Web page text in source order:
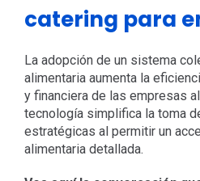
catering para
La adopción de un sistema
alimentaria aumenta la
y financiera de las empresas
tecnología simplifica la toma
estratégicas al permitir un
alimentaria detallada.